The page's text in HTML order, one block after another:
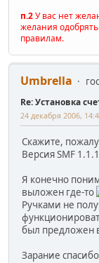
п.2У вас нет
желания
правилам.
Umbrella
Re: Установка
24 декабря 2006,
Скажите,
Версия SMF 1.1.1
Я конечно
выложен где-то
Ручками не
был предложен
Зарание